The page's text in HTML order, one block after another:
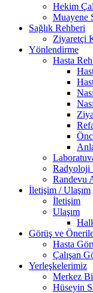
Hekim
Muayene
Sağlık Rehberi
Ziyaretçi
Yönlendirme
Hasta
Radyoloji
Randevu
İletişim / Ulaşım
İletişim
Ulaşım
Görüş ve
Hasta
Çalışan
Yerleşkelerimiz
Merkez
Hüseyin